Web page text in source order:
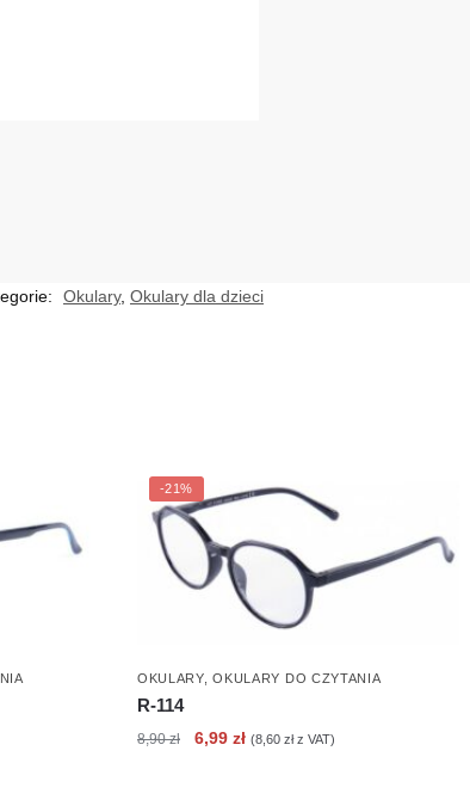
Okulary, Okulary dla dzieci
-21%
OKULARY,OKULARY DO CZYTANIA
R-114
8,90zł
Pierwotna
6,99 złAktualna
(8,60 złz VAT)